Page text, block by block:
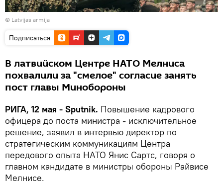
© Latvijas armija
Подписаться
В латвийском Центре НАТО Мелниса
похвалили за "смелое" согласие занять
пост главы Минобороны
РИГА, 12 мая - Sputnik. Повышение кадрового
офицера до поста министра - исключительное
решение, заявил в интервью директор по
стратегическим коммуникациям Центра
передового опыта НАТО Янис Сартс, говоря о
главном кандидате в министры обороны Райвисе
Мелнисе.